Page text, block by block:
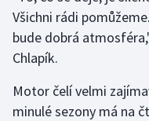
Všichni rádi
bude dobrá
Chlapík.
Motor čelí velmi
minulé sezony má na